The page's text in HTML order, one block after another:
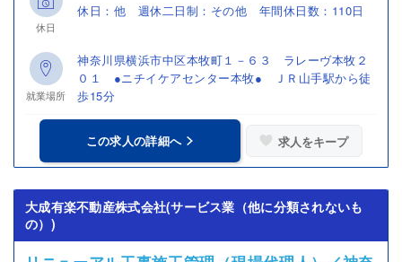
休日
休日：他 週休二日制：その他 年間休日数：110日
就業場所
神奈川県横浜市中区本牧町１－６３ ラレーヴ本牧２
０１ ●ニチイケアセンター本牧● ＪＲ山手駅から徒
歩15分
この求人の詳細へ 求人をキープ
大成有楽不動産株式会社(サービス業（他に分類されないも
の）)